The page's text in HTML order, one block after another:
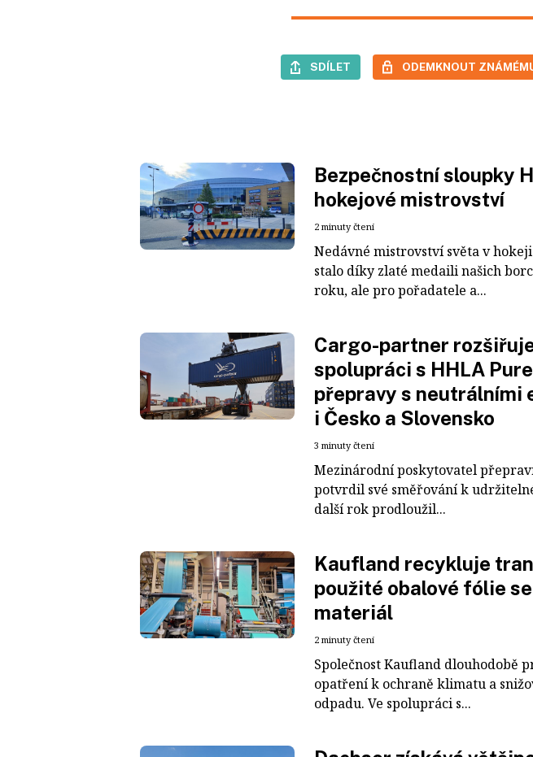
SDÍLET ODEMKNOUT
Bezpečnostní sloupky
hokejové mistrovství
2 minuty čtení
Nedávné mistrovství světa v
stalo díky zlaté medaili našich
roku, ale pro pořadatele a...
Cargo-partner
spolupráci s HHLA
přepravy s neutrálními
i Česko a Slovensko
3 minuty čtení
Mezinárodní poskytovatel
potvrdil své směřování k
další rok prodloužil...
Kaufland recykluje
použité obalové fólie
materiál
2 minuty čtení
Společnost Kaufland dlouhodobě
opatření k ochraně klimatu a
odpadu. Ve spolupráci s...